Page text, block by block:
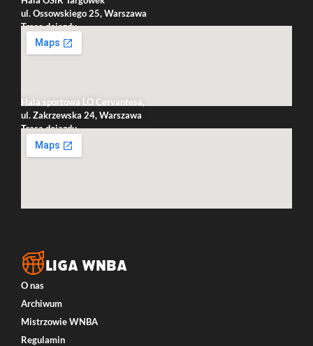
ul. Ossowskiego 25, Warszawa
Trasa dojazdu
Hala sportowa LO Cervantesa,
ul. Zakrzewska 24, Warszawa
Trasa dojazdu
LIGA WNBA
O nas
Archiwum
Mistrzowie WNBA
Regulamin